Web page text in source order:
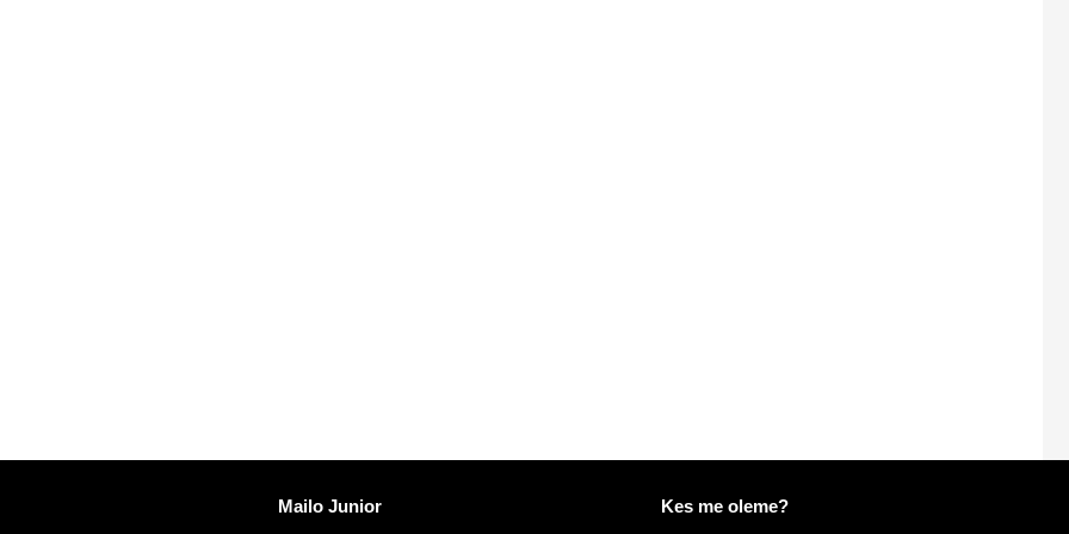
Avastama Mailo
Mailo Junior Lisateave saidil Mailo
Kes me oleme?